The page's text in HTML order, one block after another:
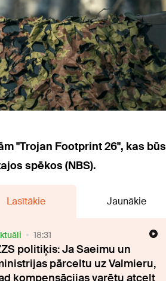
"Trojan Footprint 26", kas būs
spēkos (NBS).
Lasītākie Jaunākie
18:31
politiķis: Ja Saeimu un
pārceltu uz Valmieru,
kompensācijas varētu atcelt